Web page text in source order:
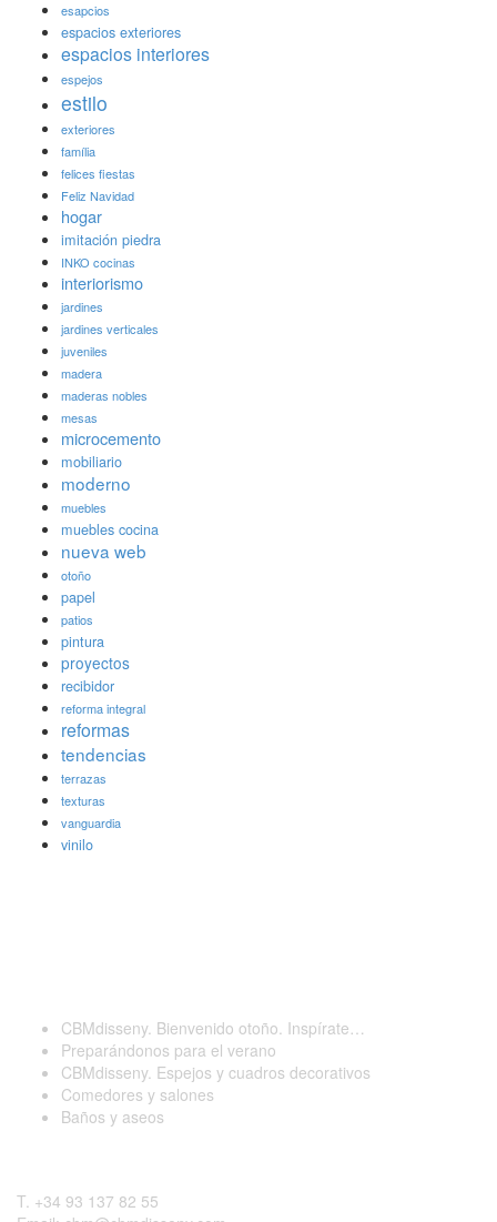
esapcios
espacios exteriores
espacios interiores
espejos
estilo
exteriores
família
felices fiestas
Feliz Navidad
hogar
imitación piedra
INKO cocinas
interiorismo
jardines
jardines verticales
juveniles
madera
maderas nobles
mesas
microcemento
mobiliario
moderno
muebles
muebles cocina
nueva web
otoño
papel
patios
pintura
proyectos
recibidor
reforma integral
reformas
tendencias
terrazas
texturas
vanguardia
vinilo
CBMdisseny. Bienvenido otoño. Inspírate…
Preparándonos para el verano
CBMdisseny. Espejos y cuadros decorativos
Comedores y salones
Baños y aseos
T. +34 93 137 82 55